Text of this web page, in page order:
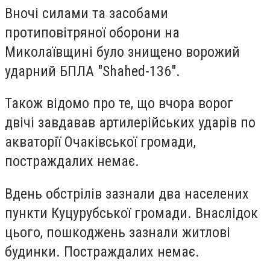
Вночі силами та засобами
протиповітряної оборони на
Миколаївщині було знищено ворожий
ударний БПЛА "Shahed-136".
Також відомо про те, що вчора ворог
двічі завдавав артилерійських ударів по
акваторії Очаківської громади,
постраждалих немає.
Вдень обстрілів зазнали два населених
пункти Куцурубської громади. Внаслідок
цього, пошкоджень зазнали житлові
будинки. Постраждалих немає.